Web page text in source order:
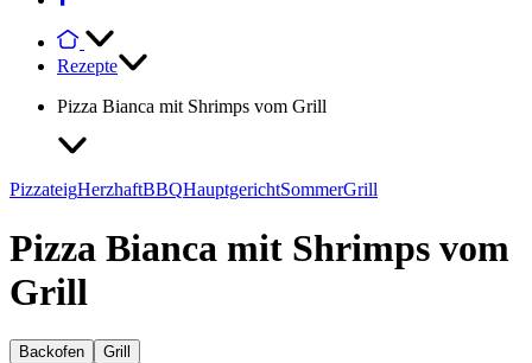
Rezepte
Pizza Bianca mit Shrimps vom Grill
PizzateigHerzhaftBBQHauptgerichtSommerGrill
Pizza Bianca mit Shrimps vom
Grill
Backofen Grill